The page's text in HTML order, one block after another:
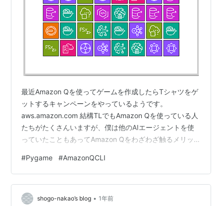
最近Amazon Qを使ってゲームを作成したらTシャツをゲ
ットするキャンペーンをやっているようです。
aws.amazon.com 結構TLでもAmazon Qを使っている人
たちがたくさんいますが、僕は他のAIエージェントを使
っていたこともあってAmazon Qをわざわざ触るメリッ
が、TシャツにつられてAmazon Q CLIだけでゲームを作
成してみることにしましたw 今回作ったゲーム 今回は
AWSのアーキテクチャアイコンを使ったツムツム風のゲ
ームを作ってみました。 その昔新卒時代に働いてた会社
#Pygame #AmazonQCLI
shogo-nakao’s blog • 1年前